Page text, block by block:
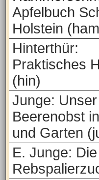
Apfelbuch
Holstein
Hinterthür:
Praktisches
(hin)
Junge: Unser
Beerenobst
und Garten
E. Junge: Die